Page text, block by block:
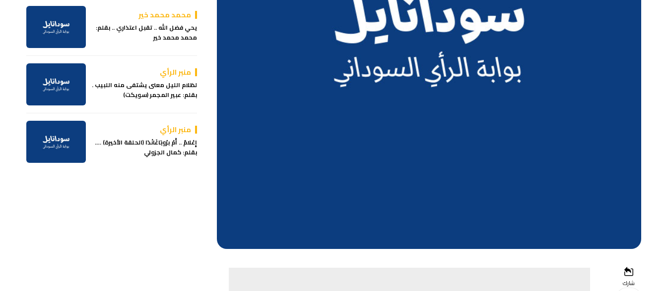
شارك
محمد محمد خير
يحي فضل الله .. تقبل اعتذاري .. بقلم:
محمد محمد خير
منبر الرأي
لظلام الليل معنى يشتفى منه اللبيب .
بقلم: عبير المجمر (سويكت)
منبر الرأي
إِعْلامٌ .. أَمْ برُوبَاغَانْدَا (الحلقة الأخيرة) ….
بقلم: كمال الجزولي